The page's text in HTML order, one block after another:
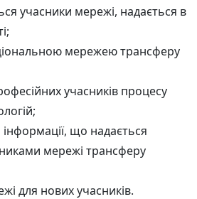
учасники мережі, надається в
мережею трансферу
учасників процесу
інформації, що надається
мережі трансферу
для нових учасників.